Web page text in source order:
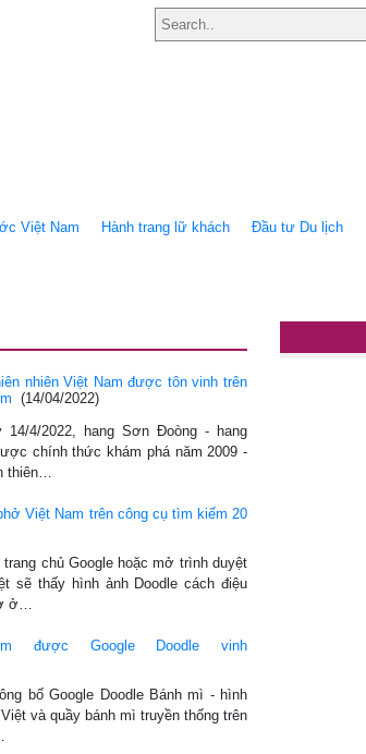
Việt Nam Hành trang lữ khách Ðầu tư Du lịch
nhiên Việt Nam được tôn vinh trên
(14/04/2022)
14/4/2022, hang Sơn Đoòng - hang
chính thức khám phá năm 2009 -
thiên…
Việt Nam trên công cụ tìm kiếm 20
chủ Google hoặc mở trình duyệt
sẽ thấy hình ảnh Doodle cách điệu
ở…
được Google Doodle vinh
bố Google Doodle Bánh mì - hình
và quầy bánh mì truyền thống trên